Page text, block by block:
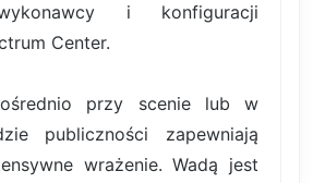
i konfiguracji
Center.
przy scenie lub w
publiczności zapewniają
wrażenie. Wadą jest